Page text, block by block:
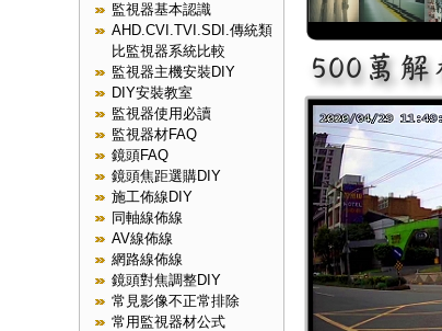
監視器基本認識
AHD.CVI.TVI.SDI.傳統類
比監視器系統比較
監視器主機安裝DIY
DIY安裝教室
監視器使用必讀
監視器材FAQ
鏡頭FAQ
鏡頭焦距選購DIY
施工佈線DIY
同軸線佈線
AV線佈線
網路線佈線
鏡頭對焦調整DIY
常見影像不正常排除
常用監視器材公式